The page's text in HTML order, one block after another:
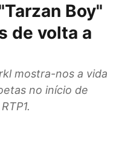
Boy"
de volta a
mostra-nos a vida
no início de